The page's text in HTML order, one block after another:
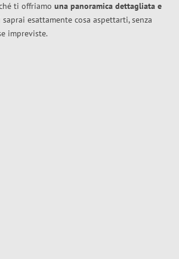
ti offriamo una panoramica dettagliata e
saprai esattamente cosa aspettarti, senza
impreviste.